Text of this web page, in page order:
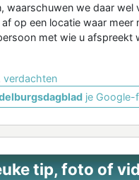
waarschuwen we daar wel
op een locatie waar meer
met wie u afspreekt
verdachten
je Google-
tip, foto of